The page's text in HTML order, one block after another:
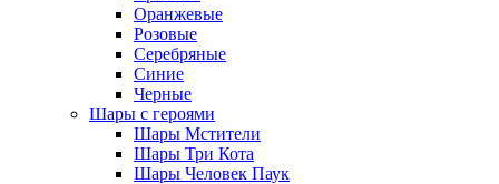
Оранжевые
Розовые
Серебряные
Синие
Черные
Шары с героями
Шары Мстители
Шары Три Кота
Шары Человек Паук